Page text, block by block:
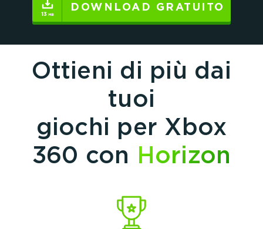
DOWNLOAD GRATUITO
Ottieni di più dai
tuoi
giochi per Xbox
360 con Horizon